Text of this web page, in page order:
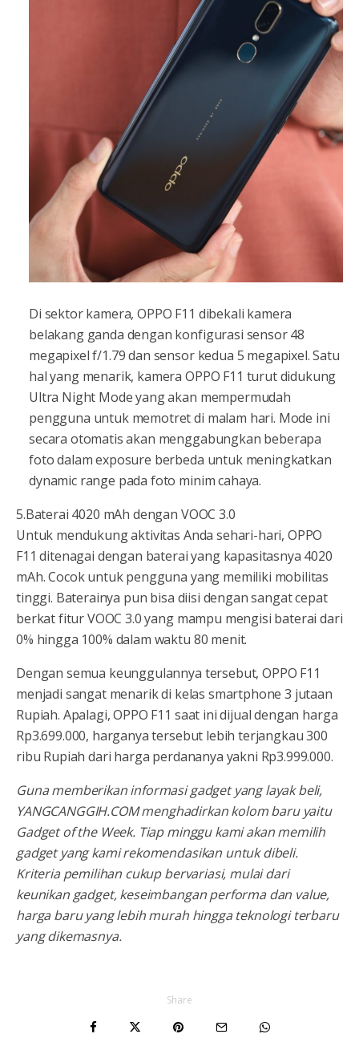
Di sektor kamera, OPPO F11 dibekali kamera
belakang ganda dengan konfigurasi sensor 48
megapixel f/1.79 dan sensor kedua 5 megapixel. Satu
hal yang menarik, kamera OPPO F11 turut didukung
Ultra Night Mode yang akan mempermudah
pengguna untuk memotret di malam hari. Mode ini
secara otomatis akan menggabungkan beberapa
foto dalam exposure berbeda untuk meningkatkan
dynamic range pada foto minim cahaya.
5.Baterai 4020 mAh dengan VOOC 3.0
Untuk mendukung aktivitas Anda sehari-hari, OPPO
F11 ditenagai dengan baterai yang kapasitasnya 4020
mAh. Cocok untuk pengguna yang memiliki mobilitas
tinggi. Baterainya pun bisa diisi dengan sangat cepat
berkat fitur VOOC 3.0 yang mampu mengisi baterai dari
0% hingga 100% dalam waktu 80 menit.
Dengan semua keunggulannya tersebut, OPPO F11
menjadi sangat menarik di kelas smartphone 3 jutaan
Rupiah. Apalagi, OPPO F11 saat ini dijual dengan harga
Rp3.699.000, harganya tersebut lebih terjangkau 300
ribu Rupiah dari harga perdananya yakni Rp3.999.000.
Guna memberikan informasi gadget yang layak beli,
YANGCANGGIH.COM menghadirkan kolom baru yaitu
Gadget of the Week. Tiap minggu kami akan memilih
gadget yang kami rekomendasikan untuk dibeli.
Kriteria pemilihan cukup bervariasi, mulai dari
keunikan gadget, keseimbangan performa dan value,
harga baru yang lebih murah hingga teknologi terbaru
yang dikemasnya.
Share